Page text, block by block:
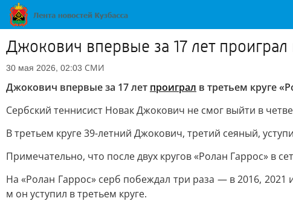
Джокович впервые за 17 лет проиграл
30 мая 2026, 02:03 СМИ
Джокович впервые за 17 лет проиграл в третьем круге
Сербский теннисист Новак Джокович не смог выйти в
В третьем круге 39-летний Джокович, третий сеяный,
Примечательно, что после двух кругов «Ролан Гаррос» в
На «Ролан Гаррос» серб побеждал три раза — в 2016, 2021
м он уступил в третьем круге.